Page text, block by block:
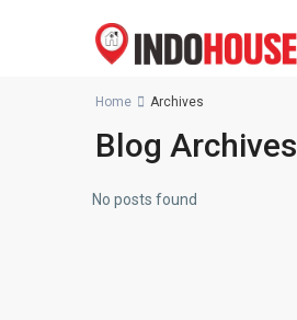
Home Archives
Blog Archives
No posts found